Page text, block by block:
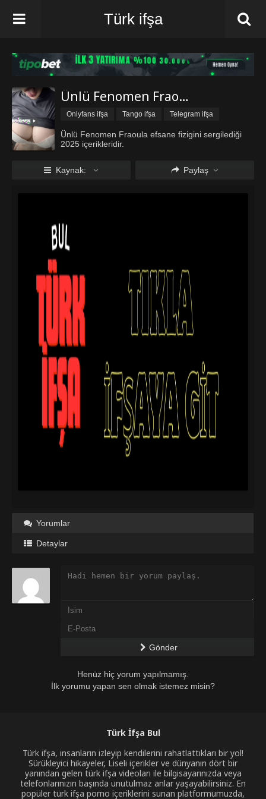
Türk ifşa
Ünlü Fenomen Fraoula 2025 İçerikleri
Onlyfans ifşa Tango ifşa Telegram ifşa
Türk ifşa Twitter Türk ifşa vk Vip ifşa
Ünlü Fenomen Fraoula efsane fizigini sergilediği
2025 içerikleridir.
Kaynak: Paylaş
Yorumlar
Detaylar
Gönder
Henüz hiç yorum yapılmamış.
İlk yorumu yapan sen olmak istemez misin?
Türk İfşa Bul
Türk ifşa, insanların izleyip kendilerini rahatlattıkları bir yol!
Sürükleyici hikayeler, Liseli içerikler ve dünyanın dört bir
yanından gelen türk ifşa videoları ile bilgisayarınızda veya
telefonlarınızın başında unutulmaz anlar yaşayabilirsiniz. En
popüler türk ifşa porno içeriklerini sunan platformumuzda,